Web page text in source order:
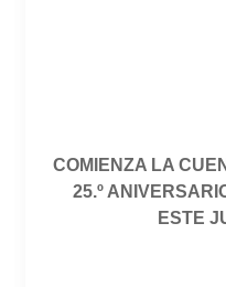
COMIENZA LA
25.º
ESTE